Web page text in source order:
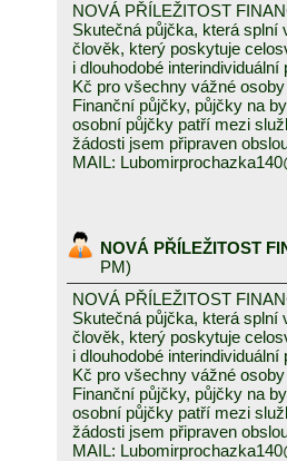
NOVÁ PŘÍLEŽITOST
Skutečná půjčka, která
člověk, který poskytuje
i dlouhodobé
Kč pro všechny vážné
Finanční půjčky, půjčky na
osobní půjčky patří mezi
žádosti jsem připraven
MAIL:
NOVÁ PŘÍLEŽITOST
PM)
NOVÁ PŘÍLEŽITOST
Skutečná půjčka, která
člověk, který poskytuje
i dlouhodobé
Kč pro všechny vážné
Finanční půjčky, půjčky na
osobní půjčky patří mezi
žádosti jsem připraven
MAIL: